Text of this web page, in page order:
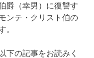
爵（幸男）に復讐す
ンテ・クリスト伯の
。
下の記事をお読みく